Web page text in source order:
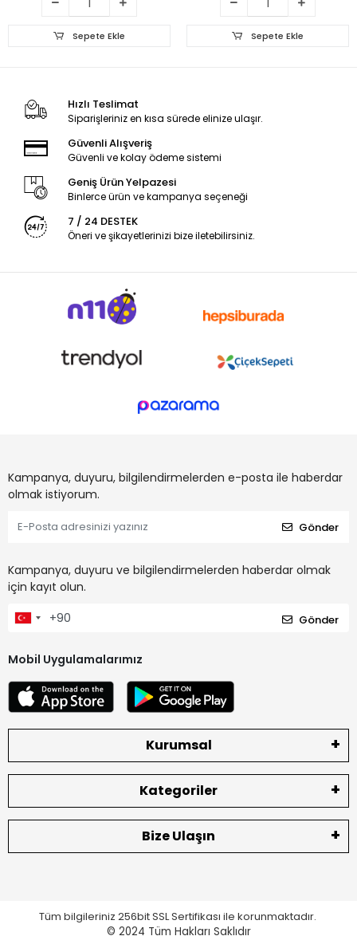
Sepete Ekle Sepete Ekle
Hızlı Teslimat
Siparişleriniz en kısa sürede elinize ulaşır.
Güvenli Alışveriş
Güvenli ve kolay ödeme sistemi
Geniş Ürün Yelpazesi
Binlerce ürün ve kampanya seçeneği
7 / 24 DESTEK
Öneri ve şikayetlerinizi bize iletebilirsiniz.
Kampanya, duyuru, bilgilendirmelerden e-posta ile haberdar
olmak istiyorum.
Gönder
Kampanya, duyuru ve bilgilendirmelerden haberdar olmak
için kayıt olun.
Gönder
Mobil Uygulamalarımız
Kurumsal
Kategoriler
Bize Ulaşın
Tüm bilgileriniz 256bit SSL Sertifikası ile korunmaktadır.
© 2024 Tüm Hakları Saklıdır